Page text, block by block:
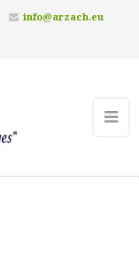
info@arzach.eu